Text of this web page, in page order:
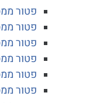
פטור ממס
פטור ממס
פטור ממס
פטור ממס
פטור ממס
פטור ממס